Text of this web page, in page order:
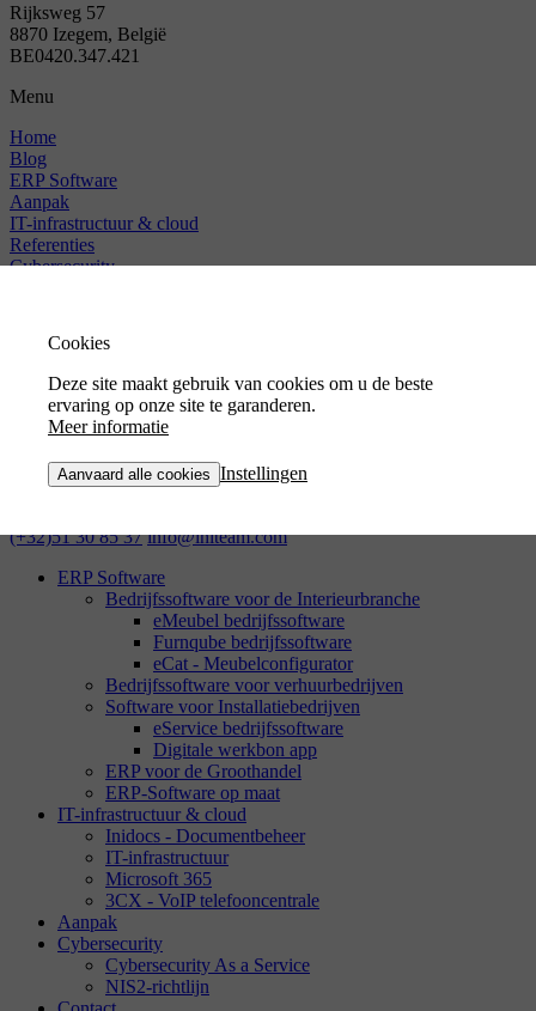
Rijksweg 57
8870 Izegem, België
BE0420.347.421
Menu
Home
Blog
ERP Software
Aanpak
IT-infrastructuur & cloud
Referenties
Cybersecurity
Helpdesk
© 2026 IniteamPrivacyverklaring
Cookies policy
Website byBOA.
Samenwerken?
(+32)51 30 85 37 info@initeam.com
ERP Software
Bedrijfssoftware voor de Interieurbranche
eMeubel bedrijfssoftware
Furnqube bedrijfssoftware
eCat - Meubelconfigurator
Bedrijfssoftware voor verhuurbedrijven
Software voor Installatiebedrijven
eService bedrijfssoftware
Digitale werkbon app
ERP voor de Groothandel
ERP-Software op maat
IT-infrastructuur & cloud
Inidocs - Documentbeheer
IT-infrastructuur
Microsoft 365
3CX - VoIP telefooncentrale
Aanpak
Cybersecurity
Cybersecurity As a Service
NIS2-richtlijn
Cookies
Deze site maakt gebruik van cookies om u de beste
ervaring op onze site te garanderen.
Meer informatie
Aanvaard alle cookies Instellingen